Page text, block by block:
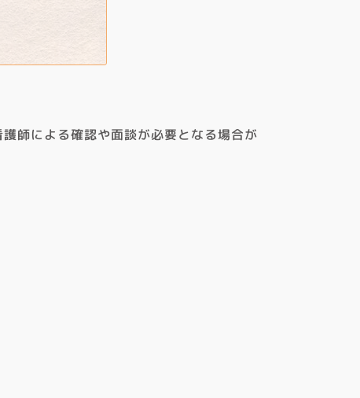
師による確認や面談が必要となる場合が